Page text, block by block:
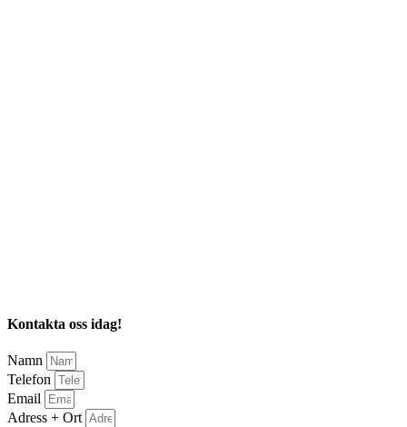
Kontakta oss idag!
Namn
Telefon
Email
Adress + Ort